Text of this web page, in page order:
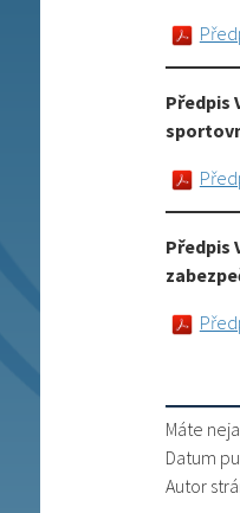
Předpis
Předpis
Máte
Datum
Autor